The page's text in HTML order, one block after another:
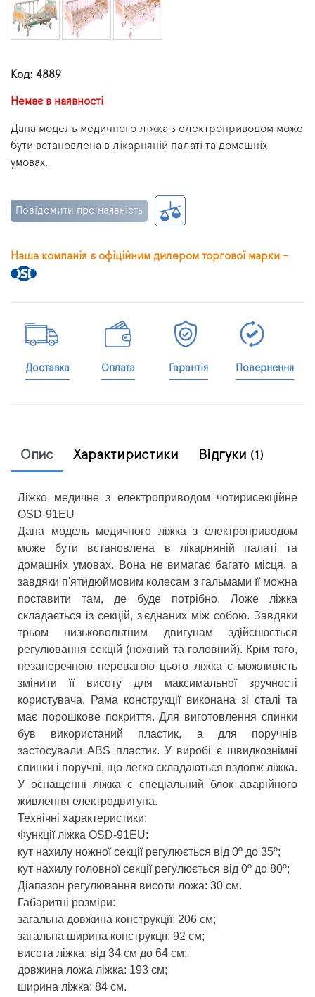
Код: 4889
Немає в наявності
Дана модель медичного ліжка з електроприводом може
бути встановлена ​​в лікарняній палаті та домашніх
умовах.
Повідомити про наявність
Наша компанія є офіційним дилером торгової марки -
Доставка Оплата Гарантія Повернення
Опис Характиристики Відгуки (1)
Ліжко медичне з електроприводом чотирисекційне
OSD-91EU
Дана модель медичного ліжка з електроприводом
може бути встановлена ​​в лікарняній палаті та
домашніх умовах. Вона не вимагає багато місця, а
завдяки п'ятидюймовим колесам з гальмами її можна
поставити там, де буде потрібно. Ложе ліжка
складається із секцій, з'єднаних між собою. Завдяки
трьом низьковольтним двигунам здійснюється
регулювання секцій (ножний та головний). Крім того,
незаперечною перевагою цього ліжка є можливість
змінити її висоту для максимальної зручності
користувача. Рама конструкції виконана зі сталі та
має порошкове покриття. Для виготовлення спинки
був використаний пластик, а для поручнів
застосували ABS пластик. У виробі є швидкознімні
спинки і поручні, що легко складаються вздовж ліжка.
У оснащенні ліжка є спеціальний блок аварійного
живлення електродвигуна.
Технічні характеристики:
Функції ліжка OSD-91EU:
кут нахилу ножної секції регулюється від 0º до 35º;
кут нахилу головної секції регулюється від 0º до 80º;
Діапазон регулювання висоти ложа: 30 см.
Габаритні розміри:
загальна довжина конструкції: 206 см;
загальна ширина конструкції: 92 см;
висота ліжка: від 34 см до 64 см;
довжина ложа ліжка: 193 см;
ширина ліжка: 84 см.